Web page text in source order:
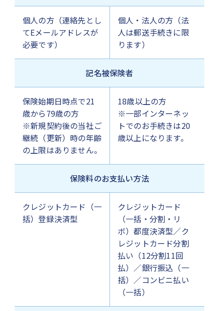
個人の方（連絡先とし
てEメールアドレスが
必要です）
個人・法人の方（法
人は郵送手続きに限
ります）
記名被保険者
保険始期日時点で21
歳から79歳の方
※新規契約後の当社ご
継続（更新）時の年齢
の上限はありません。
18歳以上の方
※一部インターネッ
トでのお手続きは20
歳以上になります。
保険料のお支払い方法
クレジットカード（一
括）登録決済型
クレジットカード
（一括・分割・リ
ボ）都度決済型／ク
レジットカード分割
払い（12分割11回
払）／銀行振込（一
括）／コンビニ払い
（一括）